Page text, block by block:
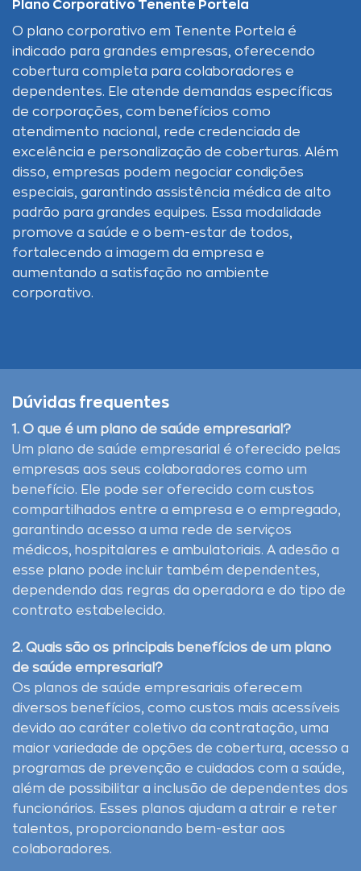
Plano Corporativo Tenente Portela
O plano corporativo em Tenente Portela é
indicado para grandes empresas, oferecendo
cobertura completa para colaboradores e
dependentes. Ele atende demandas específicas
de corporações, com benefícios como
atendimento nacional, rede credenciada de
excelência e personalização de coberturas. Além
disso, empresas podem negociar condições
especiais, garantindo assistência médica de alto
padrão para grandes equipes. Essa modalidade
promove a saúde e o bem-estar de todos,
fortalecendo a imagem da empresa e
aumentando a satisfação no ambiente
corporativo.
Dúvidas frequentes
1. O que é um plano de saúde empresarial?
Um plano de saúde empresarial é oferecido pelas
empresas aos seus colaboradores como um
benefício. Ele pode ser oferecido com custos
compartilhados entre a empresa e o empregado,
garantindo acesso a uma rede de serviços
médicos, hospitalares e ambulatoriais. A adesão a
esse plano pode incluir também dependentes,
dependendo das regras da operadora e do tipo de
contrato estabelecido.
2. Quais são os principais benefícios de um plano
de saúde empresarial?
Os planos de saúde empresariais oferecem
diversos benefícios, como custos mais acessíveis
devido ao caráter coletivo da contratação, uma
maior variedade de opções de cobertura, acesso a
programas de prevenção e cuidados com a saúde,
além de possibilitar a inclusão de dependentes dos
funcionários. Esses planos ajudam a atrair e reter
talentos, proporcionando bem-estar aos
colaboradores.